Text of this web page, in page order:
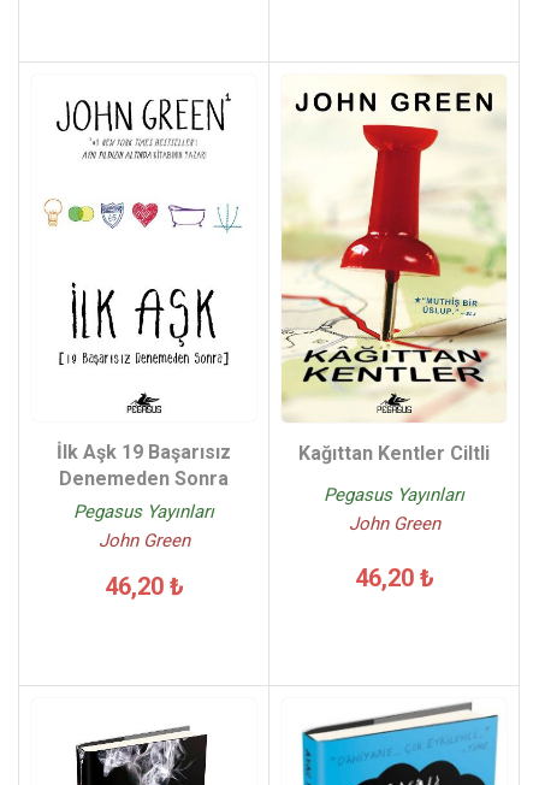
İlk Aşk 19 Başarısız
Denemeden Sonra
Pegasus Yayınları
John Green
46,20 ₺
Kağıttan Kentler Ciltli
Pegasus Yayınları
John Green
46,20 ₺